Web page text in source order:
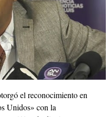
el reconocimiento en
Unidos» con la